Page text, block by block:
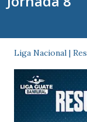
Liga Nacional |